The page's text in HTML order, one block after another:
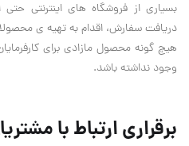
بسیاری از فروشگاه های اینترنتی
دریافت سفارش، اقدام به تهیه ی
هیچ گونه محصول مازادی برای
وجود نداشته باشد.
برقراری ارتباط با